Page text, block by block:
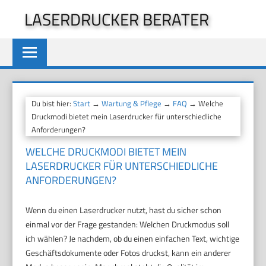
springen
LASERDRUCKER BERATER
Du bist hier:Start →Wartung & Pflege → FAQ → Welche
Druckmodi bietet mein Laserdrucker für unterschiedliche
Anforderungen?
WELCHE DRUCKMODI BIETET MEIN
LASERDRUCKER FÜR UNTERSCHIEDLICHE
ANFORDERUNGEN?
Wenn du einen Laserdrucker nutzt, hast du sicher schon
einmal vor der Frage gestanden: Welchen Druckmodus soll
ich wählen? Je nachdem, ob du einen einfachen Text, wichtige
Geschäftsdokumente oder Fotos druckst, kann ein anderer